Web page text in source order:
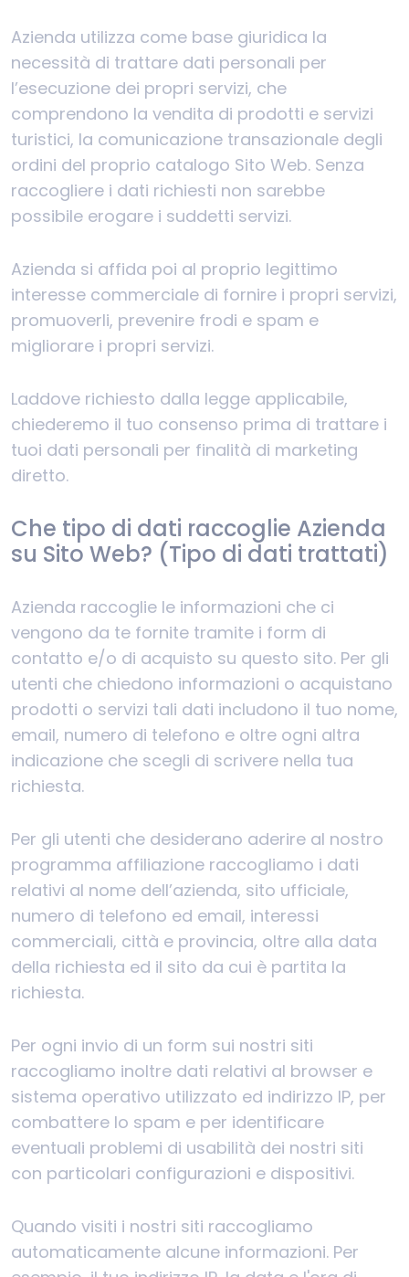
Azienda utilizza come base giuridica la
necessità di trattare dati personali per
l’esecuzione dei propri servizi, che
comprendono la vendita di prodotti e servizi
turistici, la comunicazione transazionale degli
ordini del proprio catalogo Sito Web. Senza
raccogliere i dati richiesti non sarebbe
possibile erogare i suddetti servizi.
Azienda si affida poi al proprio legittimo
interesse commerciale di fornire i propri servizi,
promuoverli, prevenire frodi e spam e
migliorare i propri servizi.
Laddove richiesto dalla legge applicabile,
chiederemo il tuo consenso prima di trattare i
tuoi dati personali per finalità di marketing
diretto.
Che tipo di dati raccoglie Azienda
su Sito Web? (Tipo di dati trattati)
Azienda raccoglie le informazioni che ci
vengono da te fornite tramite i form di
contatto e/o di acquisto su questo sito. Per gli
utenti che chiedono informazioni o acquistano
prodotti o servizi tali dati includono il tuo nome,
email, numero di telefono e oltre ogni altra
indicazione che scegli di scrivere nella tua
richiesta.
Per gli utenti che desiderano aderire al nostro
programma affiliazione raccogliamo i dati
relativi al nome dell’azienda, sito ufficiale,
numero di telefono ed email, interessi
commerciali, città e provincia, oltre alla data
della richiesta ed il sito da cui è partita la
richiesta.
Per ogni invio di un form sui nostri siti
raccogliamo inoltre dati relativi al browser e
sistema operativo utilizzato ed indirizzo IP, per
combattere lo spam e per identificare
eventuali problemi di usabilità dei nostri siti
con particolari configurazioni e dispositivi.
Quando visiti i nostri siti raccogliamo
automaticamente alcune informazioni. Per